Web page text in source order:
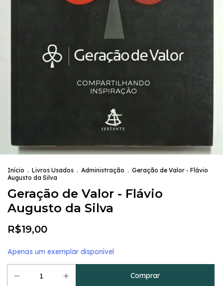
Início . Livros Usados . Administração . Geração de Valor - Flávio
Augusto da Silva
Geração de Valor - Flávio
Augusto da Silva
R$19,00
Apenas um exemplar disponível